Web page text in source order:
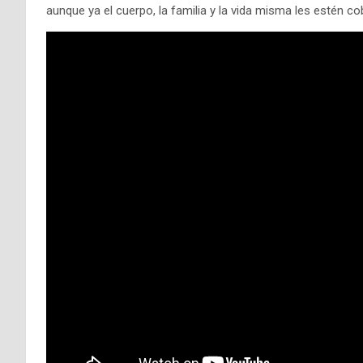
aunque ya el cuerpo, la familia y la vida misma les estén